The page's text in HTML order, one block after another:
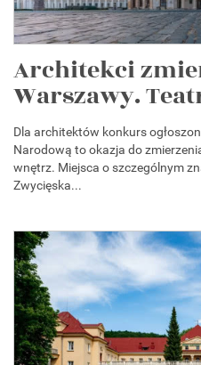
Architekci
Warszawy.
Dla architektów konkurs
Narodową to okazja do
wnętrz. Miejsca o szczególnym
Zwycięska...